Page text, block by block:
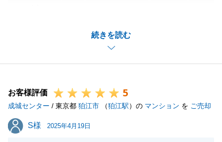
続きを読む
はじめてお会いさせて頂いてから約１年後にご売却の
お引渡しが完了できました。
ご売却にあたり、分筆や承諾書等の細かな手配が必要
きました。
お住替えのご予定にも、少しでもご協力できれば嬉し
く思います。今後とも宜しくお願いいたします。
お客様評価 5
成城センター / 東京都 狛江市 （狛江駅）の マンション を ご売却
S様
S様 2025年4月19日